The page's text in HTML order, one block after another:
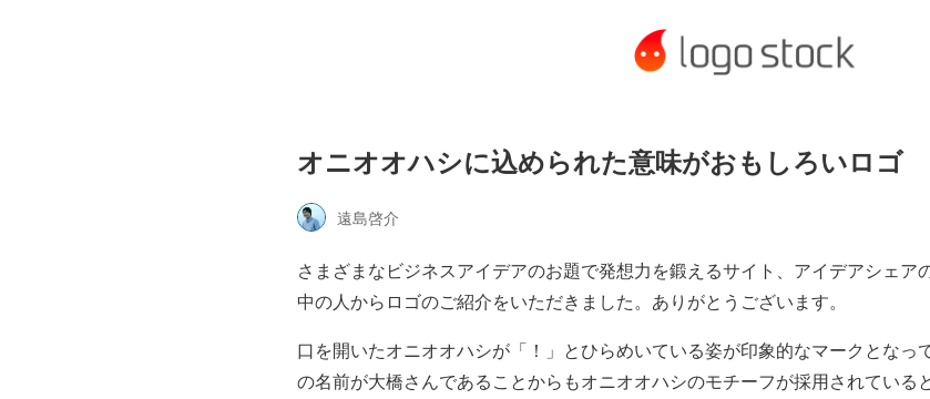
オニオオハシに込められた意味がおもしろいロゴ
遠島啓介
さまざまなビジネスアイデアのお題で発想力を鍛えるサイト、アイデアシェア
中の人からロゴのご紹介をいただきました。ありがとうございます。
口を開いたオニオオハシが「！」とひらめいている姿が印象的なマークとなっ
の名前が大橋さんであることからもオニオオハシのモチーフが採用されている